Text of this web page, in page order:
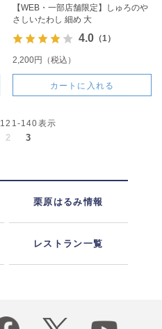
【WEB・一部店舗限定】しゅろのや
さしいたわし 細め 大
4.0（1）
2,200円（税込）
カートに入れる
121-140表示
2 3
栗原はるみ情報
レストラン一覧